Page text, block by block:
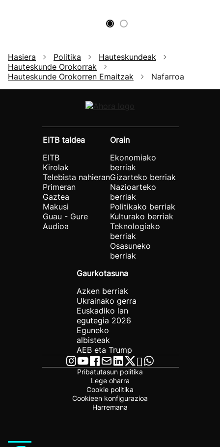
Hasiera Politika
Hauteskundeak
Hauteskunde Orokorrak
Hauteskunde Orokorren Emaitzak
Nafarroa
EITB taldea
EITB
Kirolak
Telebista nahieran
Primeran
Gaztea
Makusi
Guau - Gure
Audioa
Orain
Ekonomiako
berriak
Gizarteko berriak
Nazioarteko
berriak
Politikako berriak
Kulturako berriak
Teknologiako
berriak
Osasuneko
berriak
Gaurkotasuna
Azken berriak
Ukrainako gerra
Euskadiko lan
egutegia 2026
Eguneko
albisteak
AEB eta Trump
Pribatutasun politika
Lege oharra
Cookie politika
Cookieen konfigurazioa
Harremana